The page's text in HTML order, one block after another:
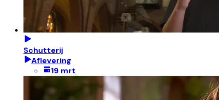
Schutterij
Aflevering
19 mrt